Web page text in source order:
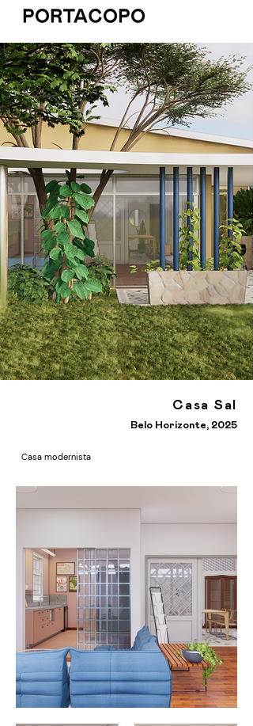
Casa Sal
Belo Horizonte, 2025
Casa modernista